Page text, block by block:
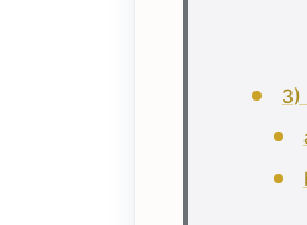
3)